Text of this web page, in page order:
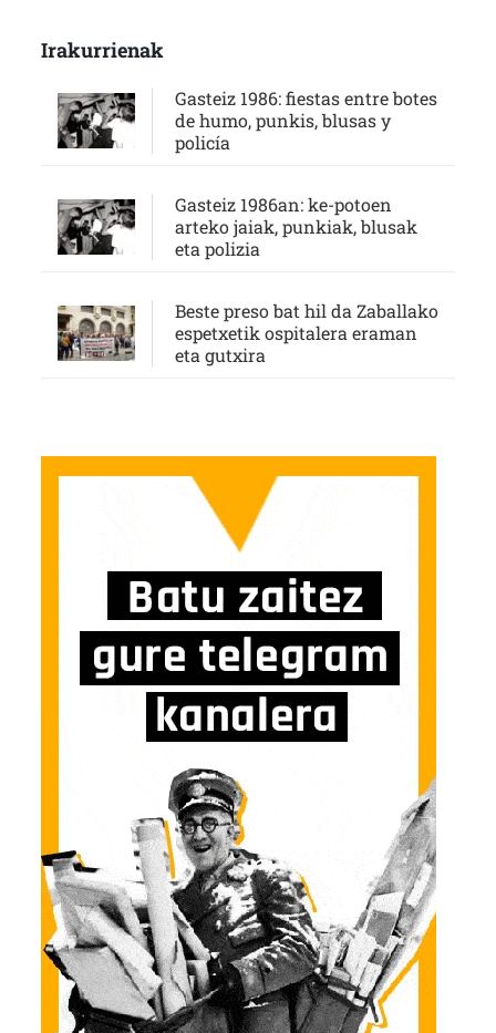
Irakurrienak
Gasteiz 1986: fiestas entre botes
de humo, punkis, blusas y
policía
Gasteiz 1986an: ke-potoen
arteko jaiak, punkiak, blusak
eta polizia
Beste preso bat hil da Zaballako
espetxetik ospitalera eraman
eta gutxira